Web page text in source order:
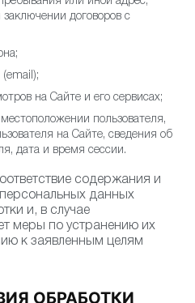
или иной адрес,
договоров с
на Сайте и его сервисах;
пользователя,
на Сайте, сведения об
содержания и
данных
и, в случае
меры по устранению их
к заявленным целям